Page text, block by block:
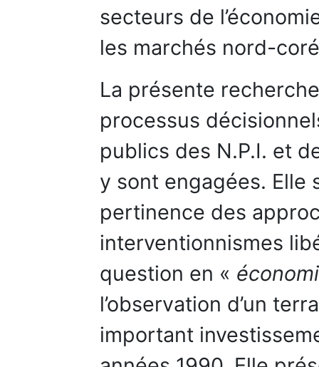
secteurs de
les marchés nord-
La présente
processus
publics des N.P.I. et
y sont engagées. Elle
pertinence des
interventionnismes
question en «
l’observation d’un
important